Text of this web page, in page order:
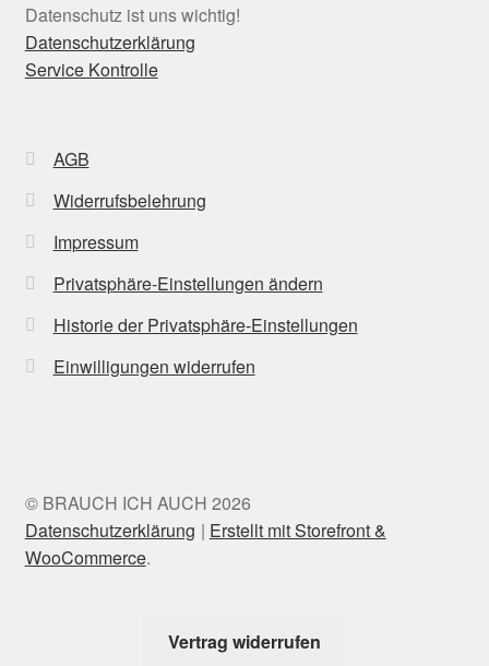
Datenschutz ist uns wichtig!
Datenschutzerklärung
Service Kontrolle
AGB
Widerrufsbelehrung
Impressum
Privatsphäre-Einstellungen ändern
Historie der Privatsphäre-Einstellungen
Einwilligungen widerrufen
© BRAUCH ICH AUCH 2026
Datenschutzerklärung
Erstellt mit Storefront &
WooCommerce.
Vertrag widerrufen